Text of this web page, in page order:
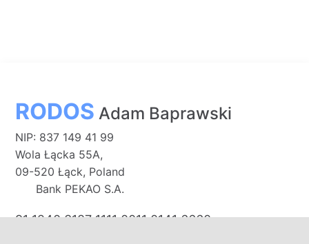
RODOS Adam Baprawski
NIP: 837 149 41 99
Wola Łącka 55A,
09-520 Łąck, Poland
Bank PEKAO S.A.
91 1240 3187 1111 0011 0141 6660